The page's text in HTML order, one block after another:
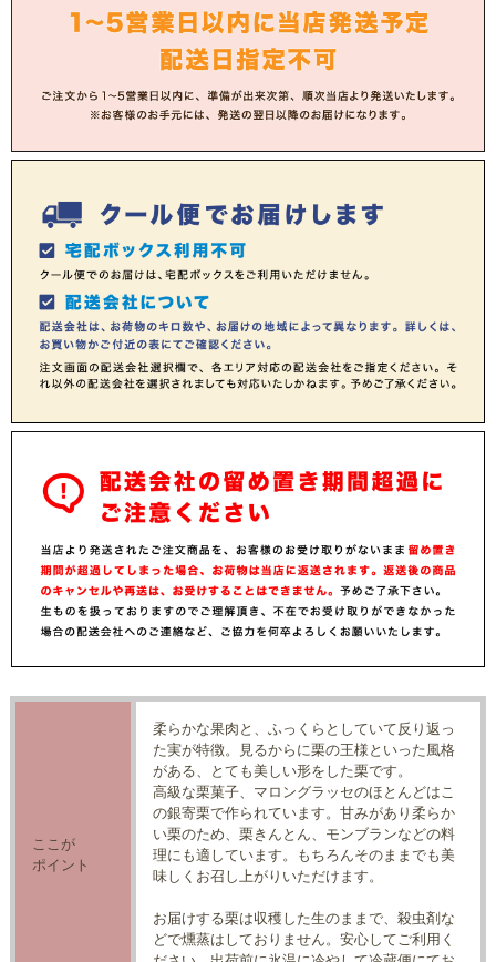
ここが
ポイント
柔らかな果肉と、ふっくらとしていて反り返っ
た実が特徴。見るからに栗の王様といった風格
がある、とても美しい形をした栗です。
高級な栗菓子、マロングラッセのほとんどはこ
の銀寄栗で作られています。甘みがあり柔らか
い栗のため、栗きんとん、モンブランなどの料
理にも適しています。もちろんそのままでも美
味しくお召し上がりいただけます。
お届けする栗は収穫した生のままで、殺虫剤な
どで燻蒸はしておりません。安心してご利用く